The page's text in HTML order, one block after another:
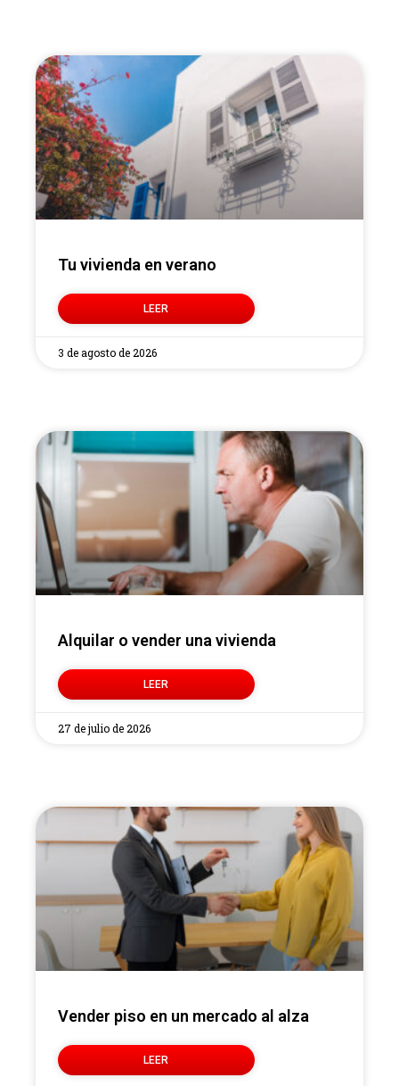
Tu vivienda en verano
LEER
3 de agosto de 2026
Alquilar o vender una vivienda
LEER
27 de julio de 2026
Vender piso en un mercado al alza
LEER